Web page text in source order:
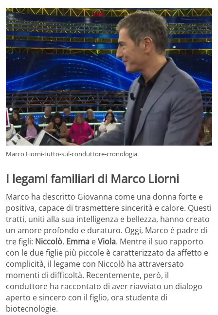
Marco Liorni-tutto-sul-conduttore-cronologia
I legami familiari di Marco Liorni
Marco ha descritto Giovanna come una donna forte e
positiva, capace di trasmettere sincerità e calore. Questi
tratti, uniti alla sua intelligenza e bellezza, hanno creato
un amore profondo e duraturo. Oggi, Marco è padre di
tre figli: Niccolò, Emma eViola. Mentre il suo rapporto
con le due figlie più piccole è caratterizzato da affetto e
complicità, il legame con Niccolò ha attraversato
momenti di difficoltà. Recentemente, però, il
conduttore ha raccontato di aver riavviato un dialogo
aperto e sincero con il figlio, ora studente di
biotecnologie.